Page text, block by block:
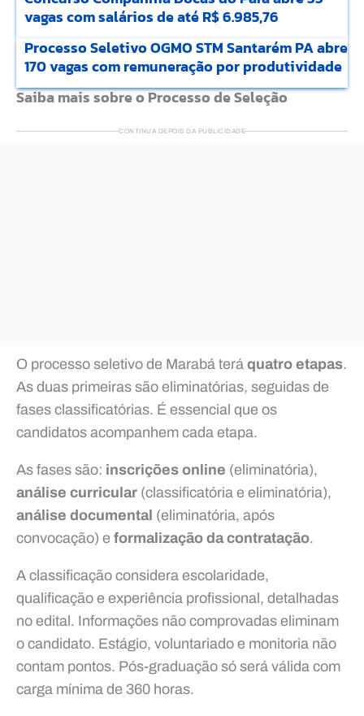
vagas com salários de até R$ 6.985,76
Processo Seletivo OGMO STM Santarém PA abre
170 vagas com remuneração por produtividade
Saiba mais sobre o Processo de Seleção
CONTINUA DEPOIS DA PUBLICIDADE
O processo seletivo de Marabá terá quatro etapas.
As duas primeiras são eliminatórias, seguidas de
fases classificatórias. É essencial que os
candidatos acompanhem cada etapa.
As fases são: inscrições online (eliminatória),
análise curricular (classificatória e eliminatória),
análise documental (eliminatória, após
convocação) e formalização da contratação.
A classificação considera escolaridade,
qualificação e experiência profissional, detalhadas
no edital. Informações não comprovadas eliminam
o candidato. Estágio, voluntariado e monitoria não
contam pontos. Pós-graduação só será válida com
carga mínima de 360 horas.